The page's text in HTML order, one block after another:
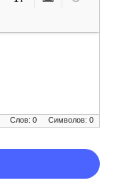
Символов: 0
Слов: 0